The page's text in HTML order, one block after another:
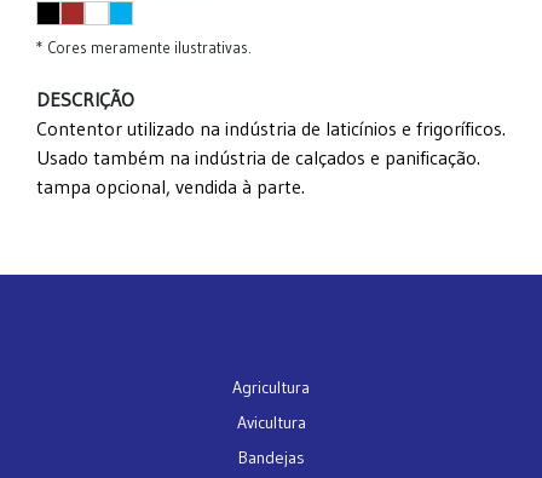
* Cores meramente ilustrativas.
DESCRIÇÃO
Contentor utilizado na indústria de laticínios e frigoríficos.
Usado também na indústria de calçados e panificação.
tampa opcional, vendida à parte.
Agricultura
Avicultura
Bandejas